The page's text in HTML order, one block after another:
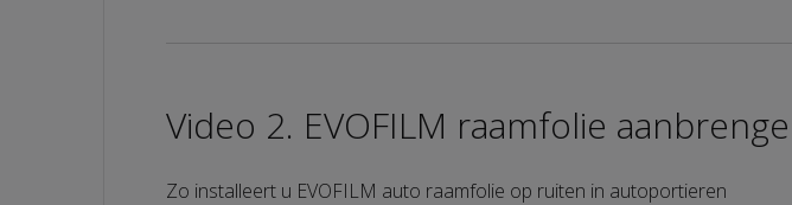
Video 2. EVOFILM raamfolie
Zo installeert u EVOFILM auto raamfolie op ruiten in autoportieren